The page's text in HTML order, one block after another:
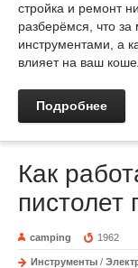
стройка и ремонт
разберёмся, что
инструментами, а
влияет на ваш
Подробнее
Как
пистолет
camping 1962
Инструменты /